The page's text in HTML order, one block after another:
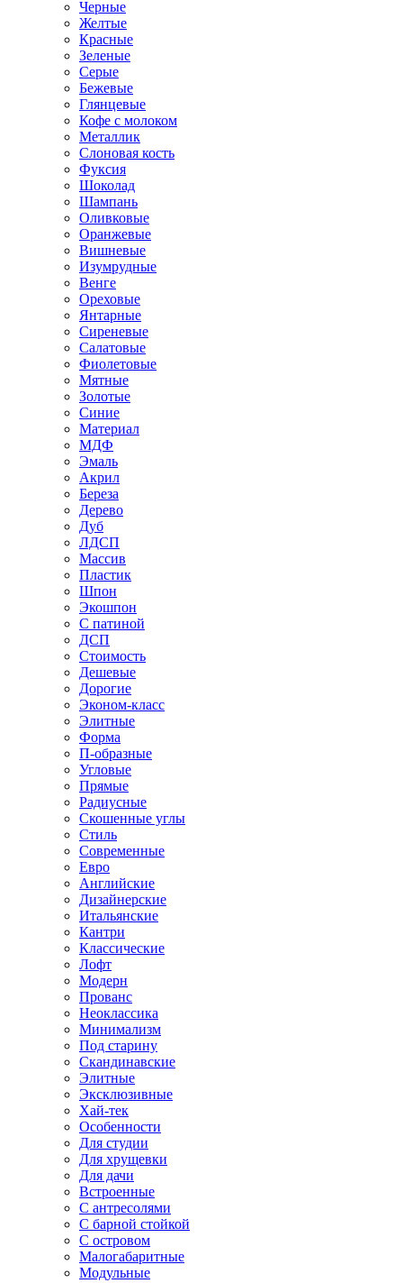
Черные
Желтые
Красные
Зеленые
Серые
Бежевые
Глянцевые
Кофе с молоком
Металлик
Слоновая кость
Фуксия
Шоколад
Шампань
Оливковые
Оранжевые
Вишневые
Изумрудные
Венге
Ореховые
Янтарные
Сиреневые
Салатовые
Фиолетовые
Мятные
Золотые
Синие
Материал
МДФ
Эмаль
Акрил
Береза
Дерево
Дуб
ЛДСП
Массив
Пластик
Шпон
Экошпон
С патиной
ДСП
Стоимость
Дешевые
Дорогие
Эконом-класс
Элитные
Форма
П-образные
Угловые
Прямые
Радиусные
Скошенные углы
Стиль
Современные
Евро
Английские
Дизайнерские
Итальянские
Кантри
Классические
Лофт
Модерн
Прованс
Неоклассика
Минимализм
Под старину
Скандинавские
Элитные
Эксклюзивные
Хай-тек
Особенности
Для студии
Для хрущевки
Для дачи
Встроенные
С антресолями
С барной стойкой
С островом
Малогабаритные
Модульные